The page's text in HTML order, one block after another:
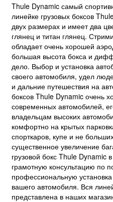
Thule Dynamic самый
линейке грузовых боксов
двух размерах и имеет два
глянец и титан глянец.
обладает очень хорошей
большая высота бокса и
дело. Выбор и установка
своего автомобиля, удел
и дальние путешествия на
боксов Thule Dynamic очень
современных автомобилей,
владельцам высоких
комфортно на крытых
спорткаров, купе и не
существенное увеличение
грузовой бокс Thule Dynamic
грамотную консультацию по
профессиональную
вашего автомобиля. Вся
представлена в наших